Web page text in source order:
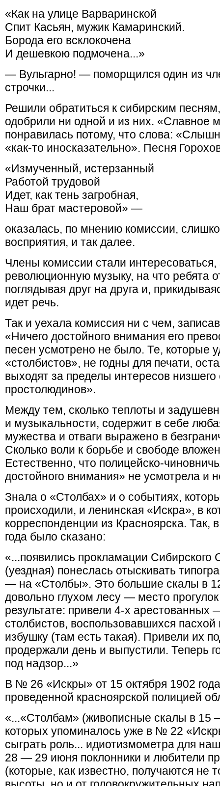
«Как на улице Варваринской
Спит Касьян, мужик Камаринский.
Борода его всклокочена
И дешевкою подмочена...»
— Вульгарно! — поморщился один из
строчки...
Решили обратиться к сибирским
одобрили ни одной и из них. «Славное
понравилась потому, что слова:
«как-то иносказательно». Песня
«Измученный, истерзанный
Работой трудовой
Идет, как тень загробная,
Наш брат мастеровой» —
оказалась, по мнению комиссии,
восприятия, и так далее.
Члены комиссии стали
революционную музыку, на что ребята
поглядывая друг на друга и,
идет речь.
Так и уехала комиссия ни с чем,
«Ничего достойного внимания его
песен усмотрено не было. Те, которые
«столбистов», не годны для печати,
выходят за пределы интересов
простолюдинов».
Между тем, сколько теплоты и
и музыкальности, содержит в себе
мужества и отваги выражено в
Сколько воли к борьбе и свободе
Естественно, что полицейско-
достойного внимания» не усмотрела и
Знала о «Столбах» и о событиях,
происходили, и ленинская «Искра», в
корреспонденции из Красноярска.
года было сказано:
«...появились прокламации Сибирского
(уездная) понеслась отыскивать
— на «Столбы». Это большие скалы в 12
довольно глухом лесу — место
результате: привели 4-х арестованных
столбистов, воспользовавшихся
избушку (там есть такая). Привели их
продержали день и выпустили. Теперь
под надзор...»
В № 26 «Искры» от 15 октября 1902
проведенной красноярской полицией
«...«Столбам» (живописные скалы в 15
которых упоминалось уже в № 22
сыграть роль... идиотизмометра для
28 — 29 июня поклонники и любители
(которые, как известно, получаются не